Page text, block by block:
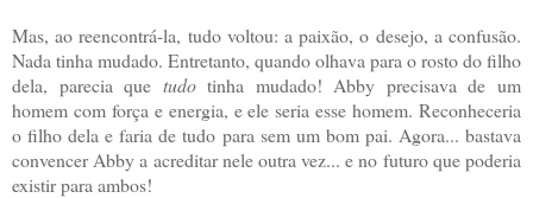
Mas, ao reencontrá-la, tudo voltou: a paixão, o desejo, a confusão.
Nada tinha mudado. Entretanto, quando olhava para o rosto do filho
dela, parecia que tudotinha mudado! Abby precisava de um
homem com força e energia, e ele seria esse homem. Reconheceria
o filho dela e faria de tudo para sem um bom pai. Agora... bastava
convencer Abby a acreditar nele outra vez... e no futuro que poderia
existir para ambos!